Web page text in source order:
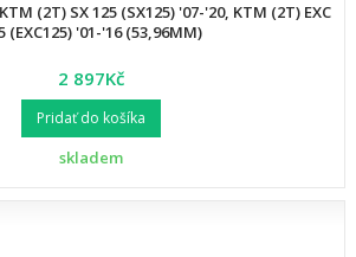
(2T) SX 125 (SX125) '07-'20, KTM (2T) EXC
(EXC125) '01-'16 (53,96MM)
2 897Kč
Pridať do košíka
skladem